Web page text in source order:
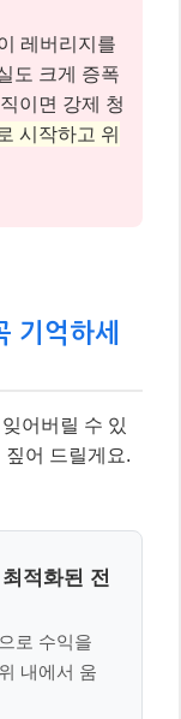
레버리지를
도 크게 증폭
이면 강제 청
시작하고 위
기억하세
어버릴 수 있
어 드릴게요.
적화된 전
로 수익을
내에서 움